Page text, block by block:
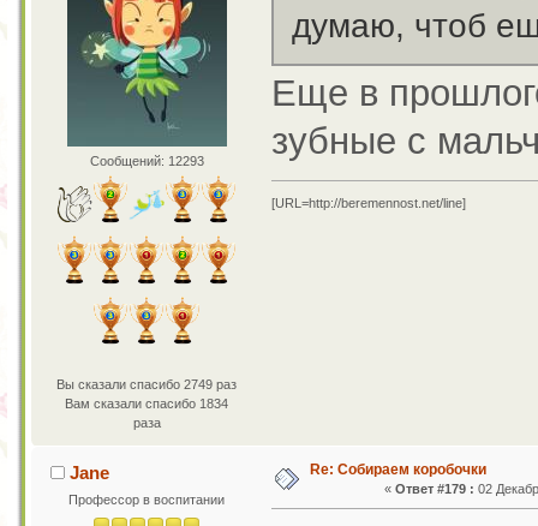
Сообщений: 12293
Вы сказали спасибо 2749 раз
Вам сказали спасибо 1834
раза
думаю, чтоб
Еще в
зубные с
[URL=http://beremennost.net/line]
Jane
Профессор в воспитании
Re: Собираем коробочки
« Ответ #179 : 02